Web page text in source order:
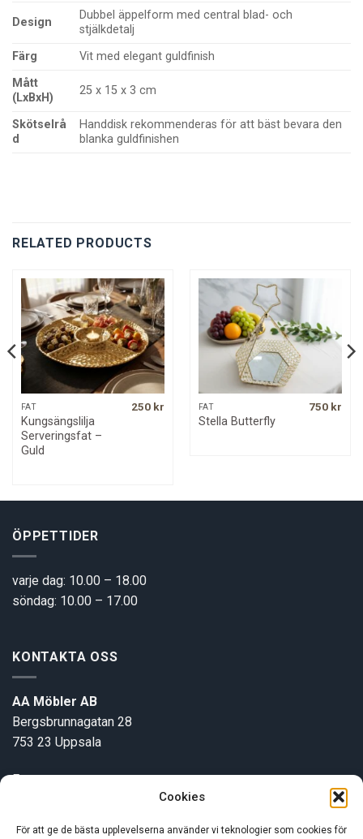
Cookies
För att ge de bästa upplevelserna använder vi teknologier som cookies för
Design
Dubbel äppelform med central blad- och
stjälkdetalj
Färg
Vit med elegant guldfinish
Mått
(LxBxH)
25 x 15 x 3 cm
Skötselrå
d
Handdisk rekommenderas för att bäst bevara den
blanka guldfinishen
RELATED PRODUCTS
FAT
Kungsängslilja
Serveringsfat –
Guld
250 kr FAT
Stella Butterfly
750 kr
ÖPPETTIDER
varje dag: 10.00 – 18.00
söndag: 10.00 – 17.00
KONTAKTA OSS
AA Möbler AB
Bergsbrunnagatan 28
753 23 Uppsala
E-post: